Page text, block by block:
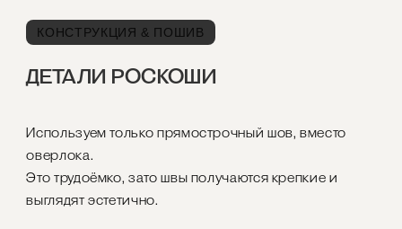
КОНСТРУКЦИЯ & ПОШИВ
ДЕТАЛИ РОСКОШИ
Используем только прямострочный шов, вместо
оверлока.
Это трудоёмко, зато швы получаются крепкие и
выглядят эстетично.